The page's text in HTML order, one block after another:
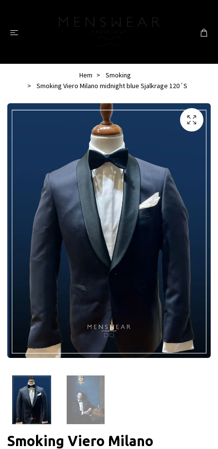
Hem
Smoking
Smoking Viero Milano midnight blue Sjalkrage 120´S
Smoking Viero Milano